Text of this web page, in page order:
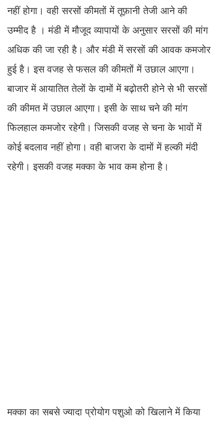
नहीं होगा। वही सरसों कीमतों में तूफ़ानी तेजी आने की
उम्मीद है । मंडी में मौजूद व्यापायों के अनुसार सरसों की मांग
अधिक की जा रही है। और मंडी में सरसों की आवक कमजोर
हुई है। इस वजह से फसल की कीमतों में उछाल आएगा।
बाजार में आयातित तेलों के दामों में बढ़ोतरी होने से भी सरसों
की कीमत में उछाल आएगा। इसी के साथ चने की मांग
फिलहाल कमजोर रहेगी। जिसकी वजह से चना के भावों में
कोई बदलाव नहीं होगा। वही बाजरा के दामों में हल्की मंदी
रहेगी। इसकी वजह मक्का के भाव कम होना है।
मक्का का सबसे ज्यादा प्रोयोग पशुओ को खिलाने में किया